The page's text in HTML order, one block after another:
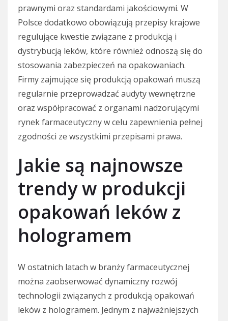
prawnymi oraz standardami jakościowymi. W
Polsce dodatkowo obowiązują przepisy krajowe
regulujące kwestie związane z produkcją i
dystrybucją leków, które również odnoszą się do
stosowania zabezpieczeń na opakowaniach.
Firmy zajmujące się produkcją opakowań muszą
regularnie przeprowadzać audyty wewnętrzne
oraz współpracować z organami nadzorującymi
rynek farmaceutyczny w celu zapewnienia pełnej
zgodności ze wszystkimi przepisami prawa.
Jakie są najnowsze
trendy w produkcji
opakowań leków z
hologramem
W ostatnich latach w branży farmaceutycznej
można zaobserwować dynamiczny rozwój
technologii związanych z produkcją opakowań
leków z hologramem. Jednym z najważniejszych